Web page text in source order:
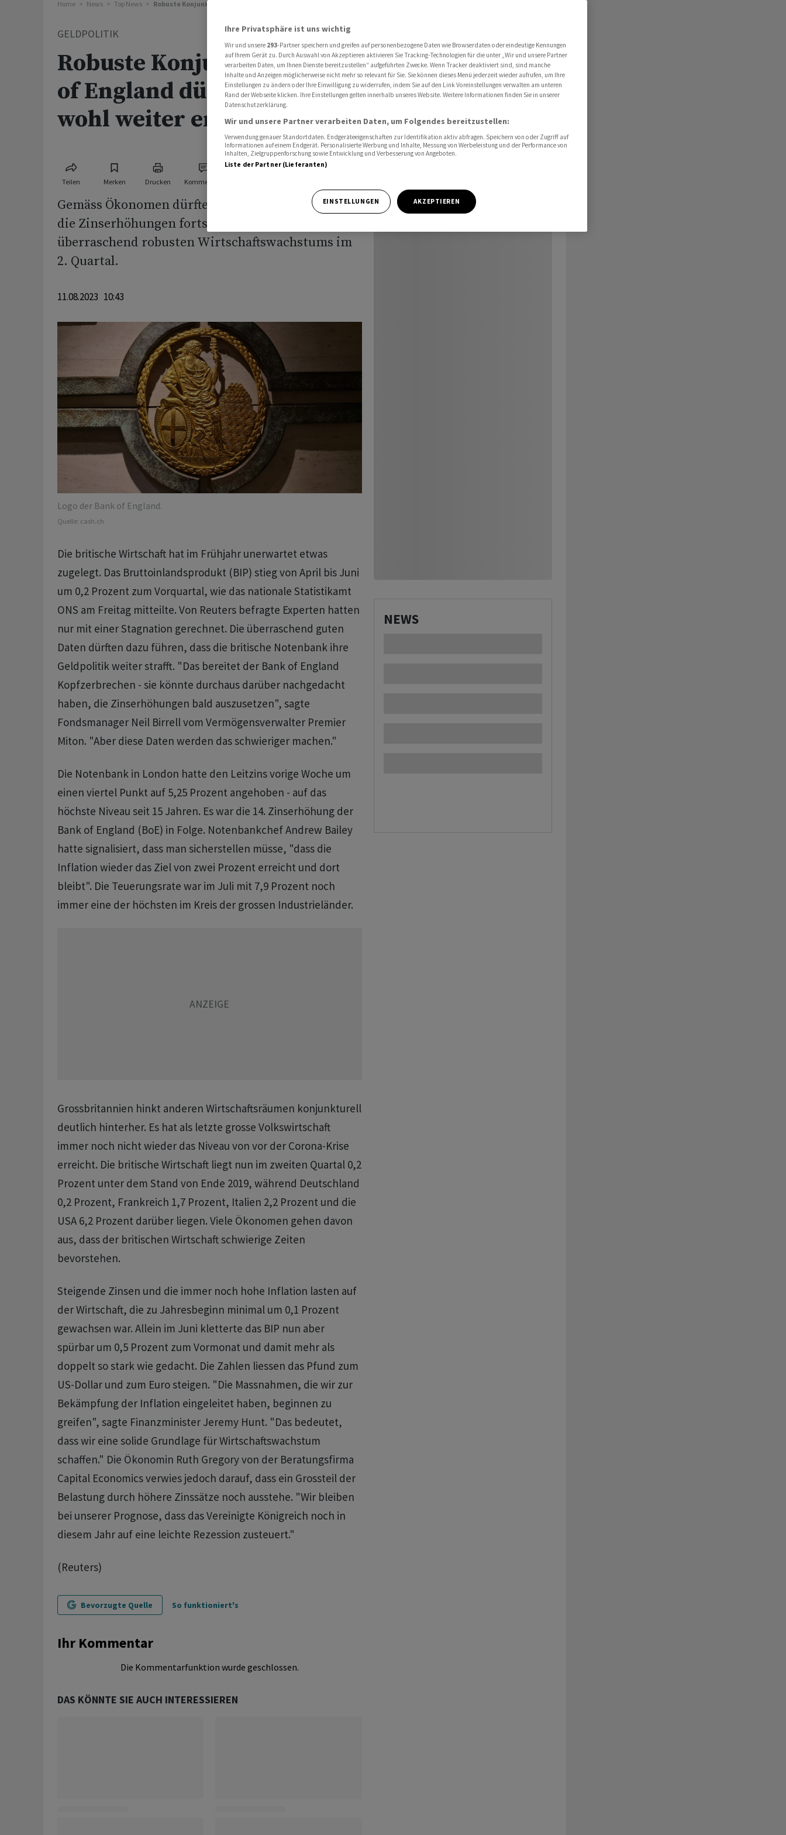
Home News Top News Robuste Konjunktur: Bank of England dürfte Zinsen wohl weiter erhöhen
GELDPOLITIK
Robuste Konjunktur: Bank
of England dürfte Zinsen
wohl weiter erhöhen
Teilen Merken Drucken Kommentare
Gemäss Ökonomen dürfte die englische Notenbank
die Zinserhöhungen fortsetzen nach dem
überraschend robusten Wirtschaftswachstums im
2. Quartal.
11.08.2023 10:43
Logo der Bank of England.
Quelle: cash.ch
Die britische Wirtschaft hat im Frühjahr unerwartet etwas
zugelegt. Das Bruttoinlandsprodukt (BIP) stieg von April bis Juni
um 0,2 Prozent zum Vorquartal, wie das nationale Statistikamt
ONS am Freitag mitteilte. Von Reuters befragte Experten hatten
nur mit einer Stagnation gerechnet. Die überraschend guten
Daten dürften dazu führen, dass die britische Notenbank ihre
Geldpolitik weiter strafft. "Das bereitet der Bank of England
Kopfzerbrechen - sie könnte durchaus darüber nachgedacht
haben, die Zinserhöhungen bald auszusetzen", sagte
Fondsmanager Neil Birrell vom Vermögensverwalter Premier
Miton. "Aber diese Daten werden das schwieriger machen."
Die Notenbank in London hatte den Leitzins vorige Woche um
einen viertel Punkt auf 5,25 Prozent angehoben - auf das
höchste Niveau seit 15 Jahren. Es war die 14. Zinserhöhung der
Bank of England (BoE) in Folge. Notenbankchef Andrew Bailey
hatte signalisiert, dass man sicherstellen müsse, "dass die
Inflation wieder das Ziel von zwei Prozent erreicht und dort
bleibt". Die Teuerungsrate war im Juli mit 7,9 Prozent noch
immer eine der höchsten im Kreis der grossen Industrieländer.
Grossbritannien hinkt anderen Wirtschaftsräumen konjunkturell
deutlich hinterher. Es hat als letzte grosse Volkswirtschaft
immer noch nicht wieder das Niveau von vor der Corona-Krise
erreicht. Die britische Wirtschaft liegt nun im zweiten Quartal 0,2
Prozent unter dem Stand von Ende 2019, während Deutschland
0,2 Prozent, Frankreich 1,7 Prozent, Italien 2,2 Prozent und die
USA 6,2 Prozent darüber liegen. Viele Ökonomen gehen davon
aus, dass der britischen Wirtschaft schwierige Zeiten
bevorstehen.
Steigende Zinsen und die immer noch hohe Inflation lasten auf
der Wirtschaft, die zu Jahresbeginn minimal um 0,1 Prozent
gewachsen war. Allein im Juni kletterte das BIP nun aber
spürbar um 0,5 Prozent zum Vormonat und damit mehr als
doppelt so stark wie gedacht. Die Zahlen liessen das Pfund zum
US-Dollar und zum Euro steigen. "Die Massnahmen, die wir zur
Bekämpfung der Inflation eingeleitet haben, beginnen zu
greifen", sagte Finanzminister Jeremy Hunt. "Das bedeutet,
dass wir eine solide Grundlage für Wirtschaftswachstum
schaffen." Die Ökonomin Ruth Gregory von der Beratungsfirma
Capital Economics verwies jedoch darauf, dass ein Grossteil der
Belastung durch höhere Zinssätze noch ausstehe. "Wir bleiben
bei unserer Prognose, dass das Vereinigte Königreich noch in
diesem Jahr auf eine leichte Rezession zusteuert."
(Reuters)
Bevorzugte Quelle So funktioniert's
Ihr Kommentar
Die Kommentarfunktion wurde geschlossen.
DAS KÖNNTE SIE AUCH INTERESSIEREN
NEWS
Ihre Privatsphäre ist uns wichtig
Wir und unsere 293-Partner speichern und greifen auf personenbezogene Daten wie Browserdaten oder eindeutige Kennungen
auf Ihrem Gerät zu. Durch Auswahl von Akzeptieren aktivieren Sie Tracking-Technologien für die unter „Wir und unsere Partner
verarbeiten Daten, um Ihnen Dienste bereitzustellen“ aufgeführten Zwecke. Wenn Tracker deaktiviert sind, sind manche
Inhalte und Anzeigen möglicherweise nicht mehr so relevant für Sie. Sie können dieses Menü jederzeit wieder aufrufen, um Ihre
Einstellungen zu ändern oder Ihre Einwilligung zu widerrufen, indem Sie auf den Link Voreinstellungen verwalten am unteren
Rand der Webseite klicken. Ihre Einstellungen gelten innerhalb unseres Website. Weitere Informationen finden Sie in unserer
Datenschutzerklärung.
Wir und unsere Partner verarbeiten Daten, um Folgendes bereitzustellen:
Verwendung genauer Standortdaten. Endgeräteeigenschaften zur Identifikation aktiv abfragen. Speichern von oder Zugriff auf
Informationen auf einem Endgerät. Personalisierte Werbung und Inhalte, Messung von Werbeleistung und der Performance von
Inhalten, Zielgruppenforschung sowie Entwicklung und Verbesserung von Angeboten.
Liste der Partner (Lieferanten)
EINSTELLUNGEN AKZEPTIEREN